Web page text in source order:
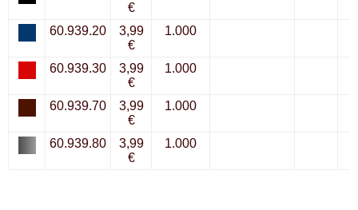
€
60.939.20
3,99
€
1.000
60.939.30
3,99
€
1.000
60.939.70
3,99
€
1.000
60.939.80
3,99
€
1.000